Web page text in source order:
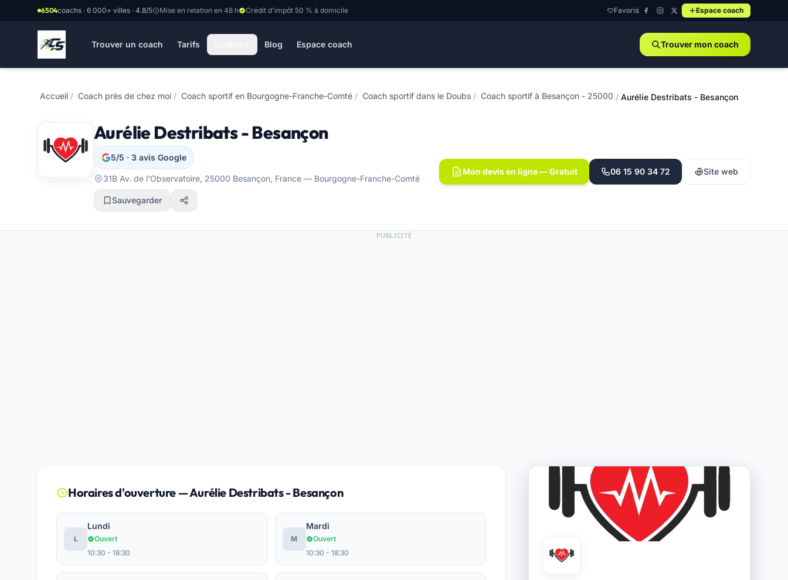
Aller au contenu principal
6504coachs · 6 000+ villes · 4.8/5 Mise en relation en 48 h Crédit d'impôt 50 % à domicile Favoris Espace coach
Trouver un coach Tarifs Blog Espace coach Trouver mon coach
Accueil / Coach près de chez moi / Coach sportif en Bourgogne-Franche-Comté / Coach sportif dans le Doubs / Coach sportif à Besançon - 25000 / Aurélie Destribats - Besançon
Aurélie Destribats - Besançon
5/5 · 3 avis Google
31B Av. de l'Observatoire, 25000 Besançon, France — Bourgogne-Franche-Comté
Sauvegarder
Mon devis en ligne — Gratuit 06 15 90 34 72 Site web
PUBLICITÉ
Horaires d'ouverture — Aurélie Destribats - Besançon
L
Lundi
Ouvert
10:30 - 18:30
M
Mardi
Ouvert
10:30 - 18:30